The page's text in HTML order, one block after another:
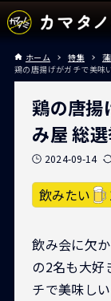
ホーム 特集
鶏の唐揚げがガチで美味
鶏の唐揚
み屋 総
2024-09-14
飲みたい
飲み会に欠
の2名も大好
チで美味し